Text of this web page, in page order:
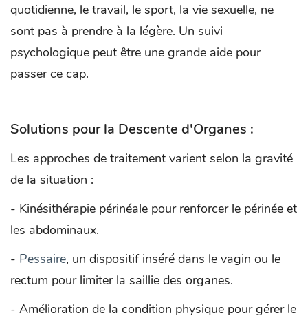
quotidienne, le travail, le sport, la vie sexuelle, ne
sont pas à prendre à la légère. Un suivi
psychologique peut être une grande aide pour
passer ce cap.
Solutions pour la Descente d'Organes :
Les approches de traitement varient selon la gravité
de la situation :
- Kinésithérapie périnéale pour renforcer le périnée et
les abdominaux.
- Pessaire, un dispositif inséré dans le vagin ou le
rectum pour limiter la saillie des organes.
- Amélioration de la condition physique pour gérer le